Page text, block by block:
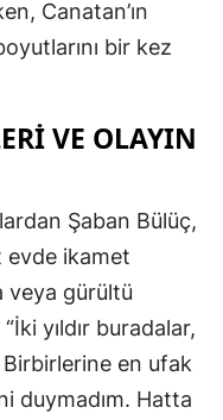
Canatan’ın
bir kez
VE OLAYIN
Şaban Bülüç,
evde ikamet
veya gürültü
yıldır buradalar,
Birbirlerine en ufak
duymadım. Hatta